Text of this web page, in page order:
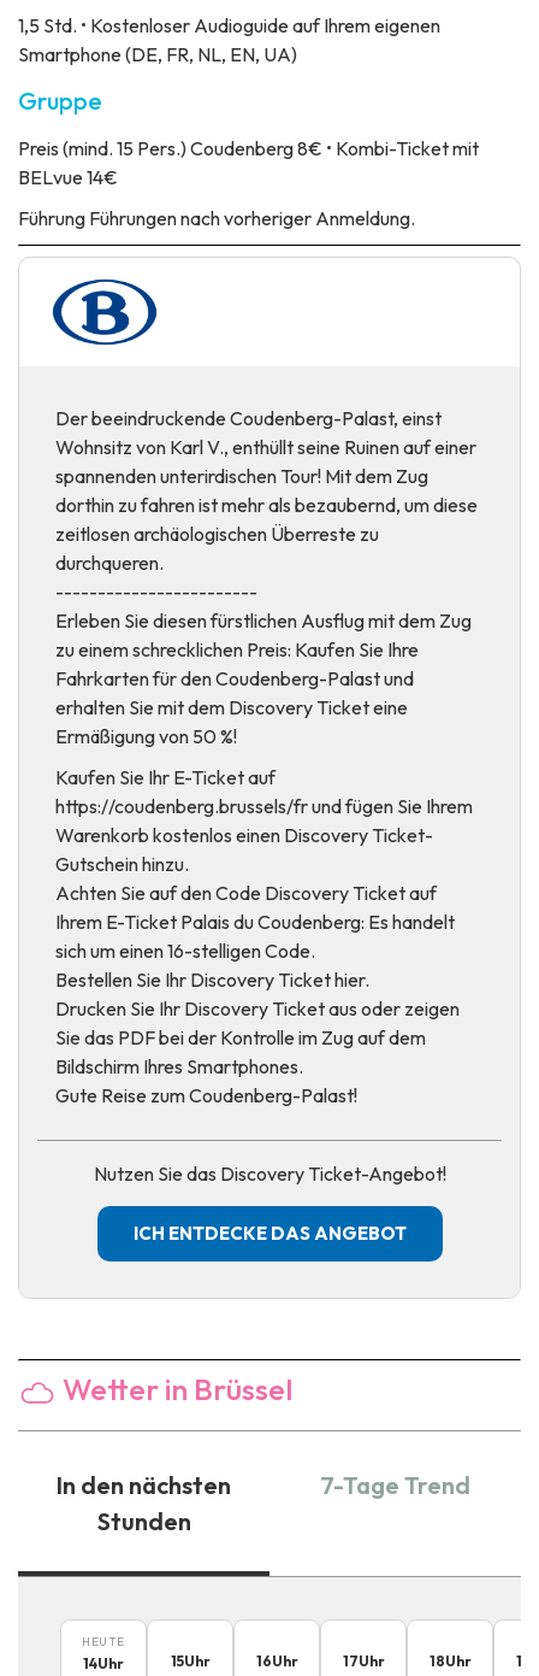
1,5 Std. • Kostenloser Audioguide auf Ihrem eigenen
Smartphone (DE, FR, NL, EN, UA)
Gruppe
Preis (mind. 15 Pers.) Coudenberg 8€ • Kombi-Ticket mit
BELvue 14€
Führung Führungen nach vorheriger Anmeldung.
Der beeindruckende Coudenberg-Palast, einst
Wohnsitz von Karl V., enthüllt seine Ruinen auf einer
spannenden unterirdischen Tour! Mit dem Zug
dorthin zu fahren ist mehr als bezaubernd, um diese
zeitlosen archäologischen Überreste zu
durchqueren.
------------------------
Erleben Sie diesen fürstlichen Ausflug mit dem Zug
zu einem schrecklichen Preis: Kaufen Sie Ihre
Fahrkarten für den Coudenberg-Palast und
erhalten Sie mit dem Discovery Ticket eine
Ermäßigung von 50 %!
Kaufen Sie Ihr E-Ticket auf
https://coudenberg.brussels/fr und fügen Sie Ihrem
Warenkorb kostenlos einen Discovery Ticket-
Gutschein hinzu.
Achten Sie auf den Code Discovery Ticket auf
Ihrem E-Ticket Palais du Coudenberg: Es handelt
sich um einen 16-stelligen Code.
Bestellen Sie Ihr Discovery Ticket hier.
Drucken Sie Ihr Discovery Ticket aus oder zeigen
Sie das PDF bei der Kontrolle im Zug auf dem
Bildschirm Ihres Smartphones.
Gute Reise zum Coudenberg-Palast!
Nutzen Sie das Discovery Ticket-Angebot!
ICH ENTDECKE DAS ANGEBOT
Wetter in Brüssel
In den nächsten
Stunden
7-Tage Trend
HEUTE
14Uhr 15Uhr 16Uhr 17Uhr 18Uhr 19